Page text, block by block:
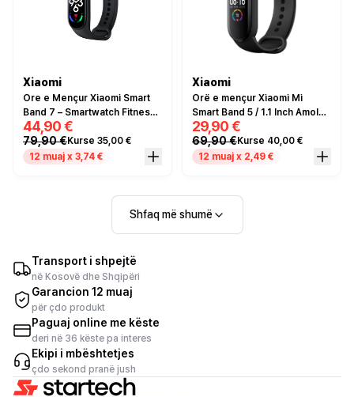
Xiaomi
Ore e Mençur Xiaomi Smart
Band 7 – Smartwatch Fitness
me AMOLED 1.62
44,90 €
79,90 €Kurse 35,00 €
12 muaj x 3,74 €
Xiaomi
Orë e mençur Xiaomi Mi
Smart Band 5 / 1.1 Inch Amoled
/ Heart and Sleep Monitoring
/ Remote Camera Control / E
zezë
29,90 €
69,90 €Kurse 40,00 €
12 muaj x 2,49 €
Shfaq më shumë
Transport i shpejtë
në Kosovë dhe Shqipëri
Garancion 12 muaj
për çdo produkt
Paguaj online me këste
deri në 36 këste pa interes
Ekipi i mbështetjes
çdo sekond pranë jush